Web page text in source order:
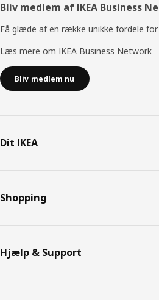
Bliv medlem af IKEA Business
Få glæde af en række unikke fordele for
Læs mere om IKEA Business Network
Bliv medlem nu
Dit IKEA
Shopping
Hjælp & Support